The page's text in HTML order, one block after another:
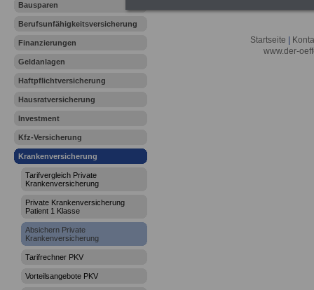
Bausparen
Berufsunfähigkeitsversicherung
Finanzierungen
Geldanlagen
Haftpflichtversicherung
Hausratversicherung
Investment
Kfz-Versicherung
Krankenversicherung
Tarifvergleich Private
Krankenversicherung
Private Krankenversicherung
Patient 1 Klasse
Absichern Private
Krankenversicherung
Tarifrechner PKV
Vorteilsangebote PKV
Startseite
www.der-